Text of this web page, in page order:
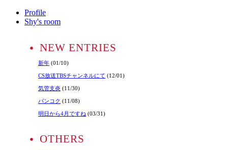
Profile
Shy's room
NEW ENTRIES
新年 (01/10)
CS放送TBSチャンネルにて (12/01)
気管支炎 (11/30)
バンコク (11/08)
明日から4月ですね (03/31)
OTHERS